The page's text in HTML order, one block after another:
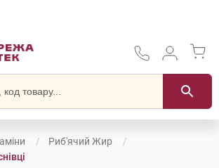
Риб'ячий Жир